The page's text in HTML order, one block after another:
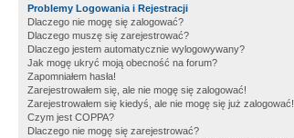
Problemy Logowania i Rejestracji
Dlaczego nie mogę się zalogować?
Dlaczego muszę się zarejestrować?
Dlaczego jestem automatycznie wylogowywany?
Jak mogę ukryć moją obecność na forum?
Zapomniałem hasła!
Zarejestrowałem się, ale nie mogę się zalogować!
Zarejestrowałem się kiedyś, ale nie mogę się już zalogować!
Czym jest COPPA?
Dlaczego nie mogę się zarejestrować?